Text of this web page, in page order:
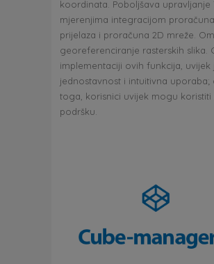
koordinata. Poboljšava upravljanje
mjerenjima integracijom proračuna
prijelaza i proračuna 2D mreže.
georeferenciranje rasterskih slika.
implementaciji ovih funkcija, uvijek
jednostavnost i intuitivna uporaba;
toga, korisnici uvijek mogu koristiti
podršku.